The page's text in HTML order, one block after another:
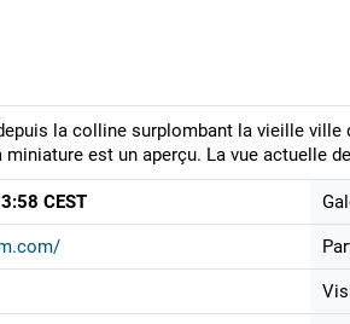
la colline surplombant la vieille
miniature est un aperçu. La vue actuelle
CEST